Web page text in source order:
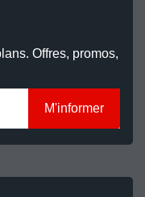
Offres, promos,
M'informer